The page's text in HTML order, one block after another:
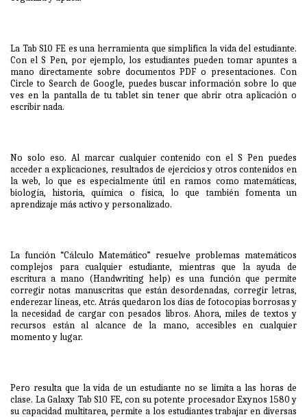
La Tab S10 FE es una herramienta que simplifica la vida del estudiante.
Con el S Pen, por ejemplo, los estudiantes pueden tomar apuntes a
mano directamente sobre documentos PDF o presentaciones. Con
Circle to Search de Google, puedes buscar información sobre lo que
ves en la pantalla de tu tablet sin tener que abrir otra aplicación o
escribir nada.
No solo eso. Al marcar cualquier contenido con el S Pen puedes
acceder a explicaciones, resultados de ejercicios y otros contenidos en
la web, lo que es especialmente útil en ramos como matemáticas,
biología, historia, química o física, lo que también fomenta un
aprendizaje más activo y personalizado.
La función “Cálculo Matemático” resuelve problemas matemáticos
complejos para cualquier estudiante, mientras que la ayuda de
escritura a mano (Handwriting help) es una función que permite
corregir notas manuscritas que están desordenadas, corregir letras,
enderezar líneas, etc. Atrás quedaron los días de fotocopias borrosas y
la necesidad de cargar con pesados libros. Ahora, miles de textos y
recursos están al alcance de la mano, accesibles en cualquier
momento y lugar.
Pero resulta que la vida de un estudiante no se limita a las horas de
clase. La Galaxy Tab S10 FE, con su potente procesador Exynos 1580 y
su capacidad multitarea, permite a los estudiantes trabajar en diversas